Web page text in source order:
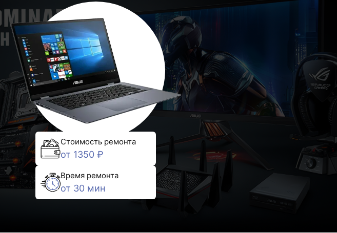
Стоимость ремонта
от 1350 ₽
Время ремонта
от 30 мин